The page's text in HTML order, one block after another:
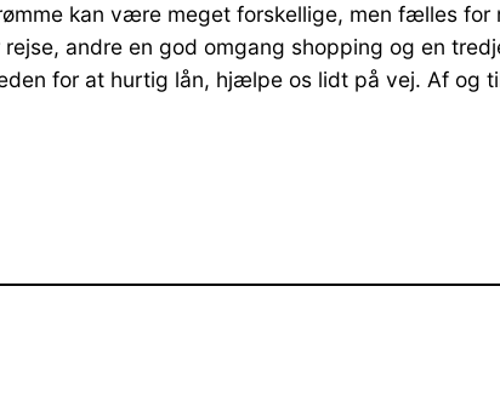
kan være meget forskellige, men fælles
andre en god omgang shopping og en
for at hurtig lån, hjælpe os lidt på vej. Af og